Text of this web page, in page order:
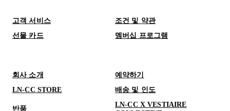
고객 서비스
조건 및 약관
선물 카드
멤버십 프로그램
회사 소개
예약하기
LN-CC STORE
배송 및 인도
반품
LN-CC X VESTIAIRE